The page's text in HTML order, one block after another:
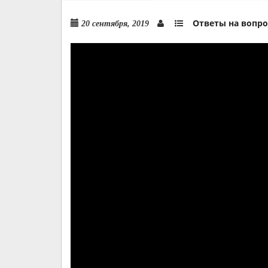
20 сентября, 2019 Ответы на